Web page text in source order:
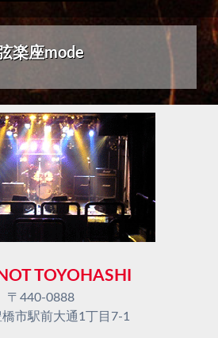
楽座mode
TOYOHASHI
〒440-0888
市駅前大通1丁目7-1